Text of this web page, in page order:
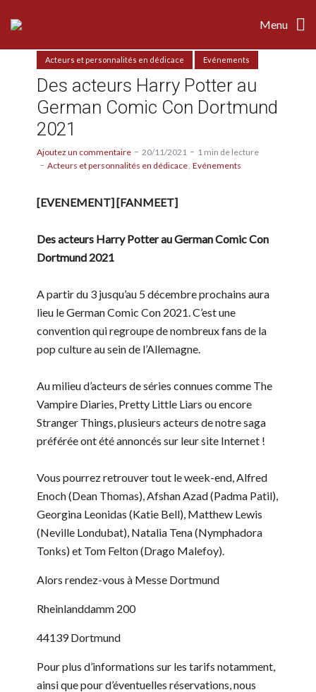
Menu
Acteurs et personnalités en dédicace Evénements
Des acteurs Harry Potter au
German Comic Con Dortmund
2021
Ajoutez un commentaire 20/11/2021
1 min de lecture
Acteurs et personnalités en dédicace Evénements
[EVENEMENT] [FANMEET]
Des acteurs Harry Potter au German Comic Con
Dortmund 2021
A partir du 3 jusqu’au 5 décembre prochains aura
lieu le German Comic Con 2021. C’est une
convention qui regroupe de nombreux fans de la
pop culture au sein de l’Allemagne.
Au milieu d’acteurs de séries connues comme The
Vampire Diaries, Pretty Little Liars ou encore
Stranger Things, plusieurs acteurs de notre saga
préférée ont été annoncés sur leur site Internet !
Vous pourrez retrouver tout le week-end, Alfred
Enoch (Dean Thomas), Afshan Azad (Padma Patil),
Georgina Leonidas (Katie Bell), Matthew Lewis
(Neville Londubat), Natalia Tena (Nymphadora
Tonks) et Tom Felton (Drago Malefoy).
Alors rendez-vous à Messe Dortmund
Rheinlanddamm 200
44139 Dortmund
Pour plus d’informations sur les tarifs notamment,
ainsi que pour d’éventuelles réservations, nous